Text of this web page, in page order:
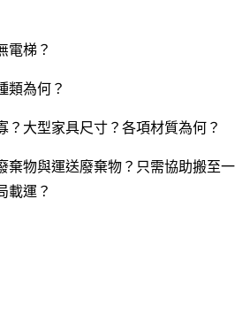
電梯？
類為何？
？大型家具尺寸 ？各項材質為何 ？
棄物與運送廢棄物 ？只需協助搬至一
載運 ？